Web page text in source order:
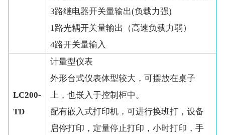
3路继电器开关量输出(负载力强)
1路光耦开关量输出（高速负载力弱）
4路开关量输入
LC200-
TD
计量型仪表
外形台式仪表体型较大，可摆放在桌子
上，也嵌入于控制柜中。
配有嵌入式打印机，可进行换班打，设备
启停打印，定量停止打印，小时打印，手